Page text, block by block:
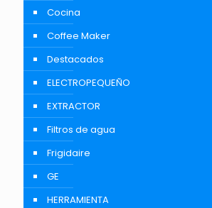
Cocina
Coffee Maker
Destacados
ELECTROPEQUEÑO
EXTRACTOR
Filtros de agua
Frigidaire
GE
HERRAMIENTA